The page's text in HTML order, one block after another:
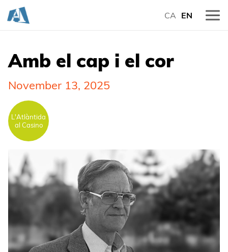
CA EN
Amb el cap i el cor
November 13, 2025
L'Atlàntida
al Casino